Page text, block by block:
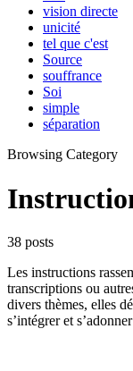
vision directe
unicité
tel que c'est
Source
souffrance
Soi
simple
séparation
Browsing Category
38 posts
Les instructions
transcriptions ou
divers thèmes, elles
s’intégrer et